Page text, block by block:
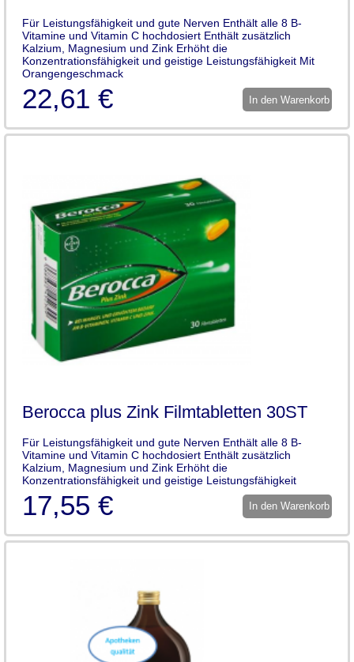
Für Leistungsfähigkeit und gute Nerven Enthält alle 8 B-
Vitamine und Vitamin C hochdosiert Enthält zusätzlich
Kalzium, Magnesium und Zink Erhöht die
Konzentrationsfähigkeit und geistige Leistungsfähigkeit Mit
Orangengeschmack
22,61 € In den Warenkorb
Berocca plus Zink Filmtabletten 30ST
Für Leistungsfähigkeit und gute Nerven Enthält alle 8 B-
Vitamine und Vitamin C hochdosiert Enthält zusätzlich
Kalzium, Magnesium und Zink Erhöht die
Konzentrationsfähigkeit und geistige Leistungsfähigkeit
17,55 € In den Warenkorb